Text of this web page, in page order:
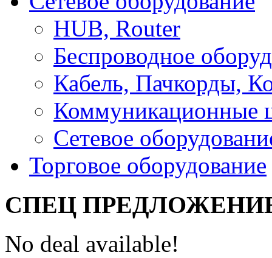
HUB, Router
Беспроводное
Кабель, Пачкорды,
Коммуникационные
Сетевое
Торговое оборудование
СПЕЦ
No deal available!